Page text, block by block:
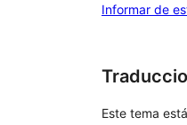
Informar de
Este tema